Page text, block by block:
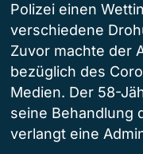
Polizei einen
verschiedene
Zuvor machte der
bezüglich des
Medien. Der 58-
seine Behandlung
verlangt eine